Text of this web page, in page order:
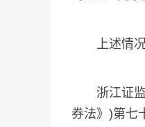
上述情况
浙江证监
券法》)第七